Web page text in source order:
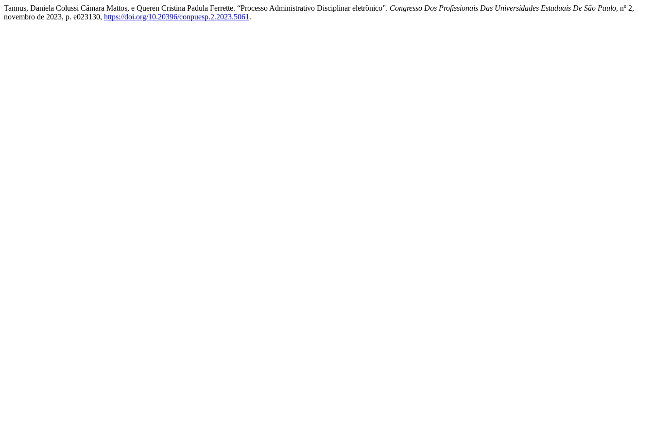
Tannus, Daniela Colussi Câmara Mattos, e Queren Cristina Padula Ferrette. “Processo Administrativo Disciplinar eletrônico”. Congresso Dos Profissionais Das Universidades Estaduais De São Paulo, nº 2,
novembro de 2023, p. e023130, https://doi.org/10.20396/conpuesp.2.2023.5061 .